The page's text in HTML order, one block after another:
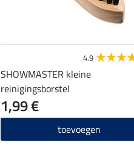
4.9
SHOWMASTER kleine
reinigingsborstel
1,99 €
toevoegen